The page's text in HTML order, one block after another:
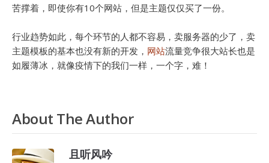
苦撑着，即使你有10个网站，但是主题仅仅买了一份。
行业趋势如此，每个环节的人都不容易，卖服务器的少了，卖
主题模板的基本也没有新的开发， 网站流量竞争很大站长也是
如履薄冰，就像疫情下的我们一样，一个字，难！
About The Author
且听风吟